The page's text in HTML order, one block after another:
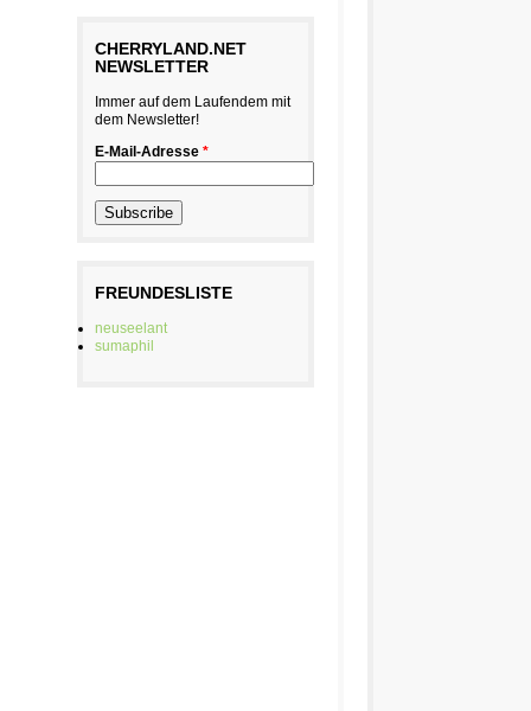
CHERRYLAND.NET
NEWSLETTER
Immer auf dem Laufendem mit
dem Newsletter!
E-Mail-Adresse *
FREUNDESLISTE
neuseelant
sumaphil